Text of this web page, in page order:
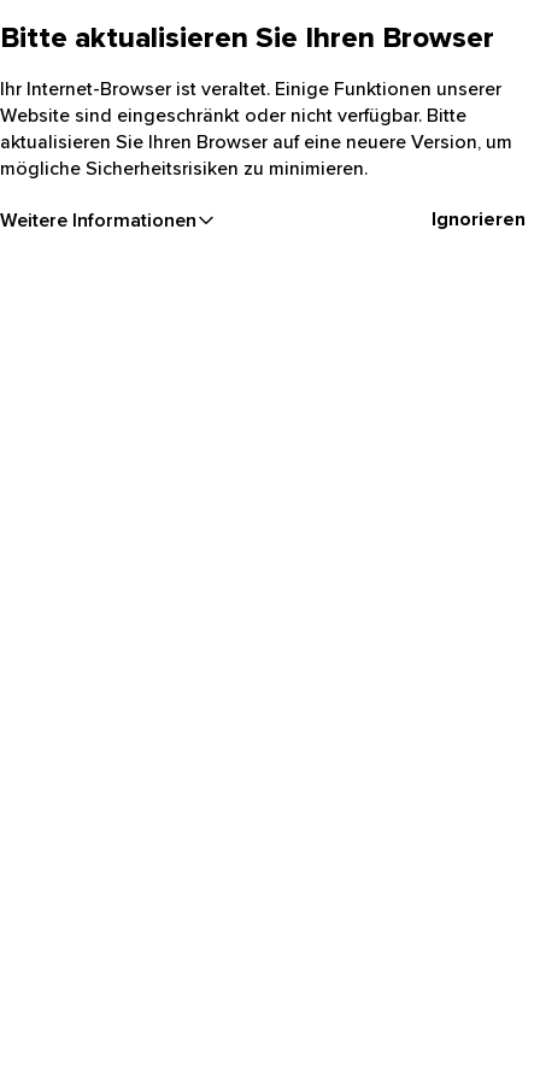
Bitte aktualisieren Sie Ihren Browser
Ihr Internet-Browser ist veraltet. Einige Funktionen unserer
Website sind eingeschränkt oder nicht verfügbar. Bitte
aktualisieren Sie Ihren Browser auf eine neuere Version, um
mögliche Sicherheitsrisiken zu minimieren.
Weitere Informationen Ignorieren